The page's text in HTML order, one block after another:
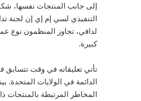
إلى جانب المنتجات نفسها،
التنفيذي لسي إم إي إن لجنة
لدافي، تجاوز المنظمون نوع
كبيرة.
تأتي تعليقاته في وقت
الدائمة في الولايات
المخاطر المرتبطة بالمنتجات